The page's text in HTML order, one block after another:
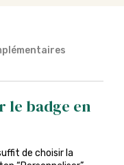
le badge en
de choisir la